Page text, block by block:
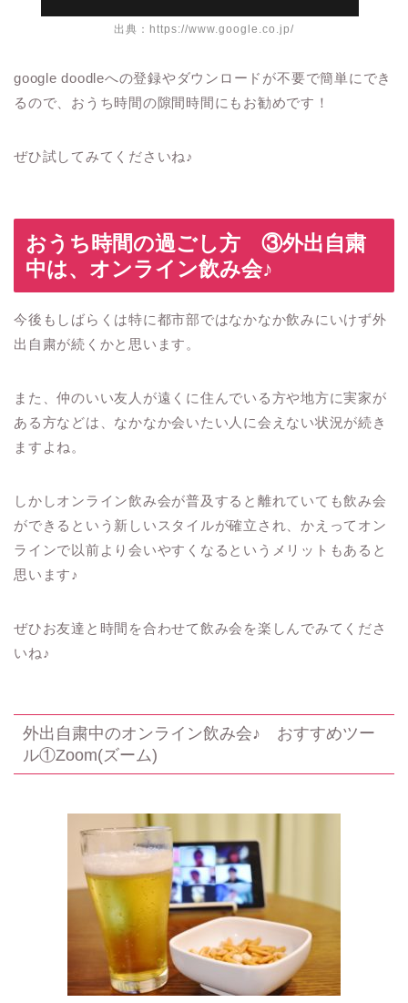
出典：https://www.google.co.jp/
google doodleへの登録やダウンロードが不要で簡単にでき
るので、おうち時間の隙間時間にもお勧めです！
ぜひ試してみてくださいね♪
おうち時間の過ごし方 ③外出自粛
中は、オンライン飲み会♪
今後もしばらくは特に都市部ではなかなか飲みにいけず外
出自粛が続くかと思います。
また、仲のいい友人が遠くに住んでいる方や地方に実家が
ある方などは、なかなか会いたい人に会えない状況が続き
ますよね。
しかしオンライン飲み会が普及すると離れていても飲み会
ができるという新しいスタイルが確立され、かえってオン
ラインで以前より会いやすくなるというメリットもあると
思います♪
ぜひお友達と時間を合わせて飲み会を楽しんでみてくださ
いね♪
外出自粛中のオンライン飲み会♪ おすすめツー
ル①Zoom(ズーム)